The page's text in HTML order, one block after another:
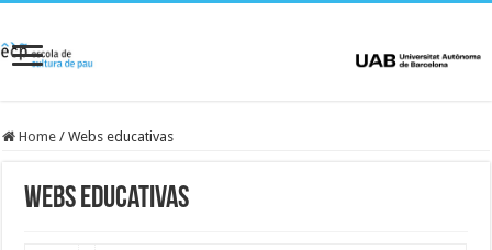
Home / Webs educativas
Webs educativas